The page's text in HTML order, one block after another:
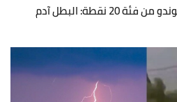
دورة إندونيسيا الدولية للتايكوندو من فئة 20 نقطة: البطل آدم